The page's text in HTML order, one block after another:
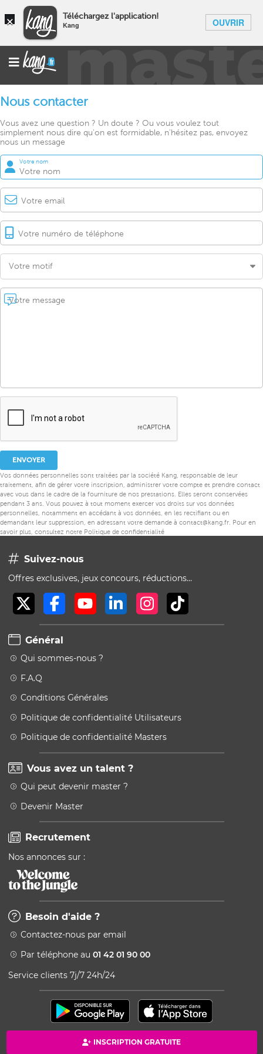
× Téléchargez l'application!
Kang OUVRIR
INSCRIPTION GRATUITE
Nous contacter
Vous avez une question ? Un doute ? Ou vous voulez tout
simplement nous dire qu'on est formidable, n'hésitez pas, envoyez
nous un message
Votre nom
Votre email
Votre numéro de téléphone
Votre motif
Votre message
ENVOYER
Vos données personnelles sont traitées par la société Kang, responsable de leur
traitement, afin de gérer votre inscription, administrer votre compte et prendre contact
avec vous dans le cadre de la fourniture de nos prestations. Elles seront conservées
pendant 3 ans. Vous pouvez à tout moment exercer vos droits sur vos données
personnelles, notamment en accédant à vos données, en les rectifiant ou en
demandant leur suppression, en adressant votre demande à contact@kang.fr. Pour en
savoir plus, consultez notre Politique de confidentialité
Suivez-nous
Offres exclusives, jeux concours, réductions…
Général
Qui sommes-nous ?
F.A.Q
Conditions Générales
Politique de confidentialité Utilisateurs
Politique de confidentialité Masters
Vous avez un talent ?
Qui peut devenir master ?
Devenir Master
Recrutement
Nos annonces sur :
Besoin d'aide ?
Contactez-nous par email
Par téléphone au 01 42 01 90 00
Service clients 7j/7 24h/24
Paiement 100% sécurisé